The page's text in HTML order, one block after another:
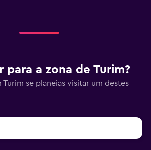
para a zona de Turim?
Turim se planeias visitar um destes